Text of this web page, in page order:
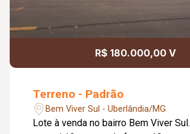
R$ 180.000,00 V
Terreno - Padrão
Bem Viver Sul - Uberlândia/MG
Lote à venda no bairro Bem Viver Sul. Este lote